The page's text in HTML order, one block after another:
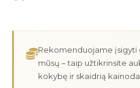
Rekomenduojame įsigyti
mūsų – taip užtikrinsite
kokybę ir skaidrią